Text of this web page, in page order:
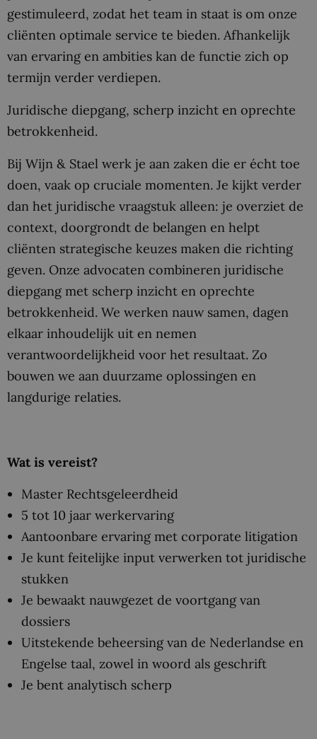
gestimuleerd, zodat het team in staat is om onze
cliënten optimale service te bieden. Afhankelijk
van ervaring en ambities kan de functie zich op
termijn verder verdiepen.
Juridische diepgang, scherp inzicht en oprechte
betrokkenheid.
Bij Wijn & Stael werk je aan zaken die er écht toe
doen, vaak op cruciale momenten. Je kijkt verder
dan het juridische vraagstuk alleen: je overziet de
context, doorgrondt de belangen en helpt
cliënten strategische keuzes maken die richting
geven. Onze advocaten combineren juridische
diepgang met scherp inzicht en oprechte
betrokkenheid. We werken nauw samen, dagen
elkaar inhoudelijk uit en nemen
verantwoordelijkheid voor het resultaat. Zo
bouwen we aan duurzame oplossingen en
langdurige relaties.
Wat is vereist?
Master Rechtsgeleerdheid
5 tot 10 jaar werkervaring
Aantoonbare ervaring met corporate litigation
Je kunt feitelijke input verwerken tot juridische
stukken
Je bewaakt nauwgezet de voortgang van
dossiers
Uitstekende beheersing van de Nederlandse en
Engelse taal, zowel in woord als geschrift
Je bent analytisch scherp